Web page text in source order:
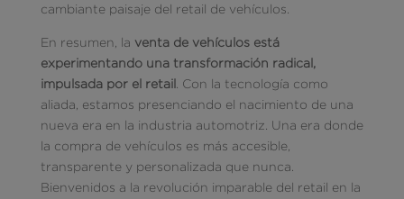
cambiante paisaje del retail de vehículos.
En resumen, la venta de vehículos está
experimentando una transformación radical,
impulsada por el retail
. Con la tecnología como
aliada, estamos presenciando el nacimiento de una
nueva era en la industria automotriz. Una era donde
la compra de vehículos es más accesible,
transparente y personalizada que nunca.
Bienvenidos a la revolución imparable del retail en la